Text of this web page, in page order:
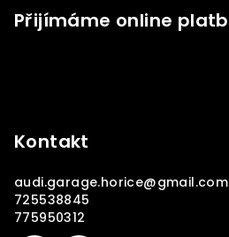
Přijímáme online
Kontakt
audi.garage.horice@gmail.com
725538845
775950312